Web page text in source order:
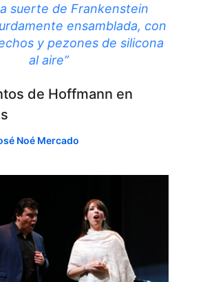
suerte de Frankenstein
ensamblada, con
y pezones de silicona
al aire”
de Hoffmann en
Noé Mercado